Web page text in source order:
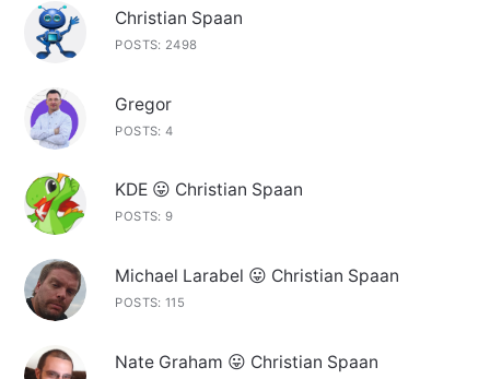
Christian Spaan
POSTS: 2498
Gregor
POSTS: 4
KDE 😛 Christian Spaan
POSTS: 9
Michael Larabel 😛 Christian Spaan
POSTS: 115
Nate Graham 😛 Christian Spaan